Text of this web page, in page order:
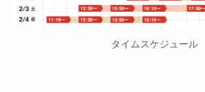
タイムスケジュール